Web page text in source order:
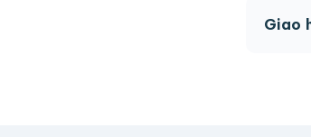
Giao